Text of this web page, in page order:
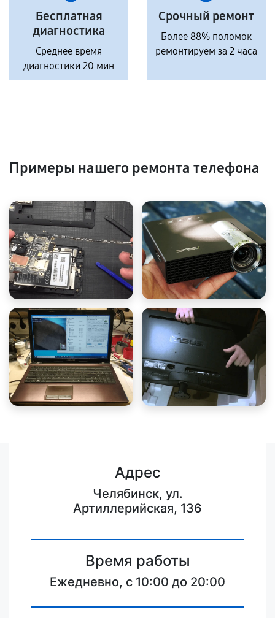
Бесплатная
диагностика
Среднее время
диагностики 20 мин
Срочный ремонт
Более 88% поломок
ремонтируем за 2 часа
Примеры нашего ремонта телефона
Адрес
Челябинск, ул.
Артиллерийская, 136
Время работы
Ежедневно, с 10:00 до 20:00